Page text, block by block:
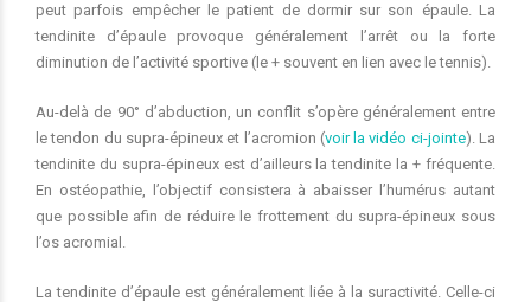
peut parfois empêcher le patient de dormir sur son épaule. La
tendinite d’épaule provoque généralement l’arrêt ou la forte
diminution de l’activité sportive (le + souvent en lien avec le tennis).
Au-delà de 90° d’abduction, un conflit s’opère généralement entre
le tendon du supra-épineux et l’acromion (voir la vidéo ci-jointe). La
tendinite du supra-épineux est d’ailleurs la tendinite la + fréquente.
En ostéopathie, l’objectif consistera à abaisser l’humérus autant
que possible afin de réduire le frottement du supra-épineux sous
l’os acromial.
La tendinite d’épaule est généralement liée à la suractivité. Celle-ci